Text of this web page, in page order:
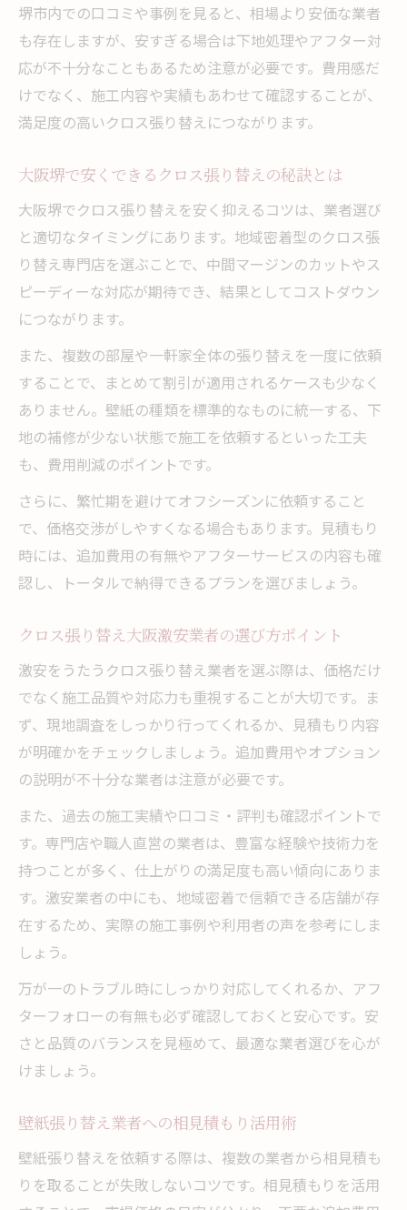
確認法
壁紙張り替え業者の実績と口コミ評価の活
用法
クロス張り替え大阪での追加費用トラブル
回避術
堺市壁紙張替えで選ぶべき業者の特徴とは
クロス張り替え大阪口コミから得る信頼情
報
壁紙張り替え業者の口コミ活用法と注意点
クロス張り替え専門店大阪の評判を比較検
口コミで分かる堺市クロス張り替えの実力
大阪のクロス張り替え職人選びは評判重視
専門店利用で理想の仕上がりを得る方法
クロス張り替え専門店大阪ならではの強み
紹介
壁紙張り替え業者と専門店の違いを徹底比
較
職人直営の専門店が実現する高品質クロス
クロス張り替えで理想のデザインを叶える
流れ
大阪クロス張り替え専門店のアフターサー
ビス
クロス張り替え成功のための実践ガイド
クロス張り替え依頼前に準備すべきポイン
ト
大阪で失敗しないクロス張り替え実践手順
壁紙張り替え業者との打ち合わせのコツ
クロス張り替えで後悔しないチェックリス
ト
する方法
堺市内での口コミや事例を見ると、相場より安価な業者
も存在しますが、安すぎる場合は下地処理やアフター対
応が不十分なこともあるため注意が必要です。費用感だ
けでなく、施工内容や実績もあわせて確認することが、
満足度の高いクロス張り替えにつながります。
大阪堺で安くできるクロス張り替えの秘訣とは
大阪堺でクロス張り替えを安く抑えるコツは、業者選び
と適切なタイミングにあります。地域密着型のクロス張
り替え専門店を選ぶことで、中間マージンのカットやス
ピーディーな対応が期待でき、結果としてコストダウン
につながります。
また、複数の部屋や一軒家全体の張り替えを一度に依頼
することで、まとめて割引が適用されるケースも少なく
ありません。壁紙の種類を標準的なものに統一する、下
地の補修が少ない状態で施工を依頼するといった工夫
も、費用削減のポイントです。
さらに、繁忙期を避けてオフシーズンに依頼すること
で、価格交渉がしやすくなる場合もあります。見積もり
時には、追加費用の有無やアフターサービスの内容も確
認し、トータルで納得できるプランを選びましょう。
クロス張り替え大阪激安業者の選び方ポイント
激安をうたうクロス張り替え業者を選ぶ際は、価格だけ
でなく施工品質や対応力も重視することが大切です。ま
ず、現地調査をしっかり行ってくれるか、見積もり内容
が明確かをチェックしましょう。追加費用やオプション
の説明が不十分な業者は注意が必要です。
また、過去の施工実績や口コミ・評判も確認ポイントで
す。専門店や職人直営の業者は、豊富な経験や技術力を
持つことが多く、仕上がりの満足度も高い傾向にありま
す。激安業者の中にも、地域密着で信頼できる店舗が存
在するため、実際の施工事例や利用者の声を参考にしま
しょう。
万が一のトラブル時にしっかり対応してくれるか、アフ
ターフォローの有無も必ず確認しておくと安心です。安
さと品質のバランスを見極めて、最適な業者選びを心が
けましょう。
壁紙張り替え業者への相見積もり活用術
壁紙張り替えを依頼する際は、複数の業者から相見積も
りを取ることが失敗しないコツです。相見積もりを活用